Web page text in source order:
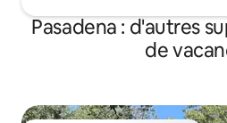
Pasadena : d'autres
de